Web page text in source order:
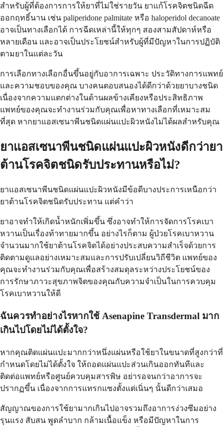
สำหรับผู้ที่ต้องการการให้ยาที่ไม่ใช่รายวัน ยาแก้โรคจิตชนิดฉีด
ออกฤทธิ์นาน เช่น paliperidone palmitate หรือ haloperidol decanoate
อาจเป็นทางเลือกได้ การฉีดเหล่านี้ให้ทุกๆ สองสามสัปดาห์หรือ
หลายเดือน และอาจเป็นประโยชน์สำหรับผู้ที่มีปัญหาในการปฏิบัติ
ตามยาในแต่ละวัน
การเลือกทางเลือกอื่นขึ้นอยู่กับอาการเฉพาะ ประวัติทางการแพทย์
และความชอบของคุณ บางคนตอบสนองได้ดีกว่าด้วยยาบางชนิด
เนื่องจากความแตกต่างในด้านผลข้างเคียงหรือประสิทธิภาพ
แพทย์ของคุณจะทำงานร่วมกับคุณเพื่อหาทางเลือกที่เหมาะสม
ที่สุด หากยาแอสเซนาพีนชนิดแผ่นแปะผิวหนังไม่ได้ผลสำหรับคุณ
ยาแอสเซนาพีนชนิดแผ่นแปะผิวหนังดีกว่ายา
ต้านโรคจิตชนิดรับประทานหรือไม่?
ยาแอสเซนาพีนชนิดแผ่นแปะผิวหนังมีข้อดีบางประการเหนือกว่า
ยาต้านโรคจิตชนิดรับประทาน แต่คำว่า
ยาอาจทำให้เกิดน้ำหนักเพิ่มขึ้น ซึ่งอาจทำให้การจัดการโรคเบา
หวานเป็นเรื่องท้าทายมากขึ้น อย่างไรก็ตาม ผู้ป่วยโรคเบาหวาน
จำนวนมากใช้ยาต้านโรคจิตได้อย่างประสบความสำเร็จด้วยการ
ติดตามดูแลอย่างเหมาะสมและการปรับเปลี่ยนวิถีชีวิต แพทย์ของ
คุณจะทำงานร่วมกับคุณเพื่อสร้างสมดุลระหว่างประโยชน์ของ
การรักษาภาวะสุขภาพจิตของคุณกับความจำเป็นในการควบคุม
โรคเบาหวานให้ดี
ฉันควรทำอย่างไรหากใช้ Asenapine Transdermal มาก
เกินไปโดยไม่ได้ตั้งใจ?
หากคุณติดแผ่นแปะมากกว่าหนึ่งแผ่นหรือใช้ยาในขนาดที่สูงกว่าที่
กำหนดโดยไม่ได้ตั้งใจ ให้ถอดแผ่นแปะส่วนเกินออกทันทีและ
ติดต่อแพทย์หรือศูนย์ควบคุมสารพิษ อย่ารอจนกว่าอาการจะ
ปรากฏขึ้น เนื่องจากการแทรกแซงตั้งแต่เนิ่นๆ นั้นดีกว่าเสมอ
สัญญาณของการใช้ยามากเกินไปอาจรวมถึงอาการง่วงซึมอย่าง
รุนแรง สับสน พูดลำบาก กล้ามเนื้อแข็ง หรือมีปัญหาในการ